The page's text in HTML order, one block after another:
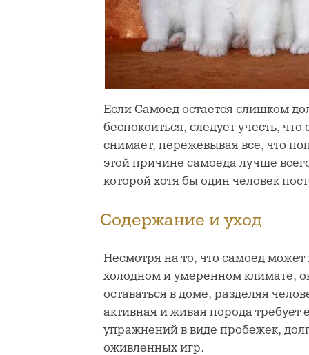
Если Самоед остается слишком
беспокоиться, следует учесть, что
снимает, пережевывая все, что
этой причине самоеда лучше
которой хотя бы один человек
Содержание и уход
Несмотря на то, что самоед может
холодном и умеренном климате,
оставаться в доме, разделяя
активная и живая порода требует
упражнений в виде пробежек,
оживленных игр.